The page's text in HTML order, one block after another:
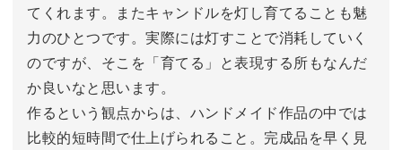
てくれます。またキャンドルを灯し育てることも魅
力のひとつです。実際には灯すことで消耗していく
のですが、そこを「育てる」と表現する所もなんだ
か良いなと思います。
作るという観点からは、ハンドメイド作品の中では
比較的短時間で仕上げられること。完成品を早く見